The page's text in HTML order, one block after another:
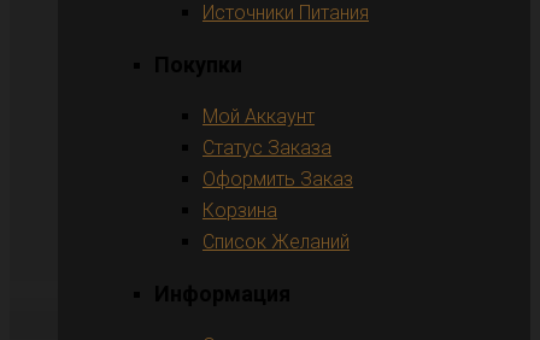
Источники Питания
Мой Аккаунт
Статус Заказа
Оформить Заказ
Корзина
Список Желаний